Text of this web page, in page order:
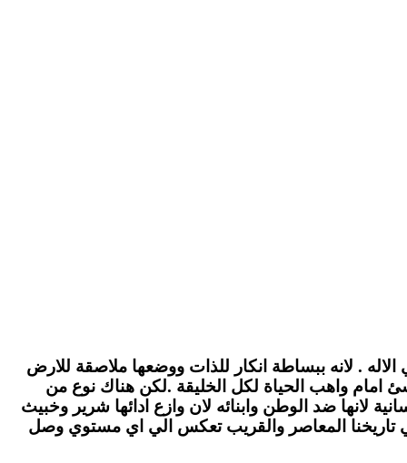
. لانه ببساطة انكار للذات ووضعها ملاصقة للارض
امام واهب الحياة لكل الخليقة .لكن هناك نوع من
لانها ضد الوطن وابنائه لان وازع ادائها شرير وخبيث
تاريخنا المعاصر والقريب تعكس الي اي مستوي وصل